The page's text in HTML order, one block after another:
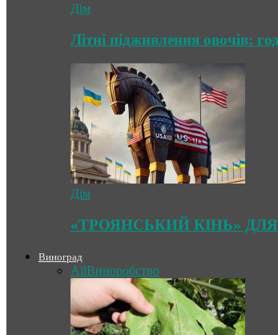
Дім
Літні підживлення овочів:
Дім
«ТРОЯНСЬКИЙ КІНЬ»
Виноград
AllВиноробство